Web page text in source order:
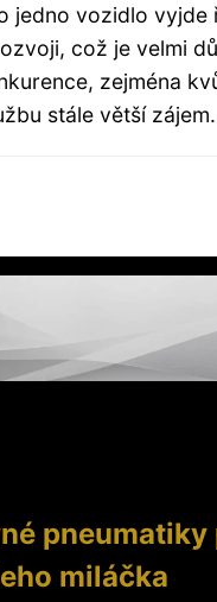
jedno vozidlo
což je velmi
zejména
stále větší zájem.
pneumatiky
miláčka